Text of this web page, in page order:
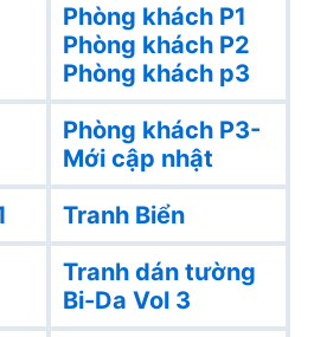
Phòng khách P1
Phòng khách P2
Phòng khách p3
Phòng khách P3-
Mới cập nhật
Tranh Biển
Tranh dán tường
Bi-Da Vol 3